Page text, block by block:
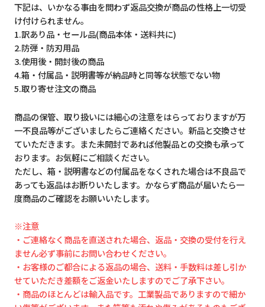
下記は、いかなる事由を問わず返品交換が商品の性格上一切受
け付けられません。
1.訳あり品・セール品(商品本体・送料共に)
2.防弾・防刃用品
3.使用後・開封後の商品
4.箱・付属品・説明書等が納品時と同等な状態でない物
5.取り寄せ注文の商品
商品の保管、取り扱いには細心の注意をはらっておりますが万
一不良品等がございましたらご連絡ください。新品と交換させ
ていただきます。また未開封であれば他製品との交換も承って
おります。お気軽にご相談ください。
ただし、箱・説明書などの付属品をなくされた場合は不良品で
あっても返品はお断りいたします。かならず商品が届いたら一
度商品のご確認をお願いいたします。
※注意
・ご連絡なく商品を直送された場合、返品・交換の受付を行え
ません必ず事前にお問い合わせください。
・お客様のご都合による返品の場合、送料・手数料は差し引か
せていただき差額をご返金いたしますのでご了承下さい。
・商品のほとんどは輸入品です。工業製品でありますので細か